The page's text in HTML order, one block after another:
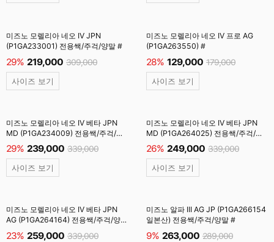
미즈노 모렐리아 네오 IV JPN
(P1GA233001) 전용쌕/주걱/양말 #
29% 219,000 309,000
사이즈 보기
미즈노 모렐리아 네오 IV 프로 AG
(P1GA263550) #
28% 129,000 179,000
사이즈 보기
미즈노 모렐리아 네오 IV 베타 JPN
MD (P1GA234009) 전용쌕/주걱/
양말 #
29% 239,000 339,000
사이즈 보기
미즈노 모렐리아 네오 IV 베타 JPN
MD (P1GA264025) 전용쌕/주걱/
양말 #
26% 249,000 339,000
사이즈 보기
미즈노 모렐리아 네오 IV 베타 JPN
AG (P1GA264164) 전용쌕/주걱/양말
#
23% 259,000 339,000
미즈노 알파 III AG JP (P1GA266154
일본산) 전용쌕/주걱/양말 #
9% 263,000 289,000